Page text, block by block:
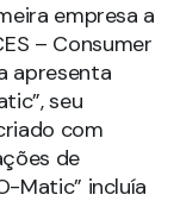
empresa a
– Consumer
apresenta
seu
com
de
Matic” incluía